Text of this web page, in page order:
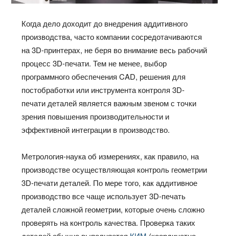
Когда дело доходит до внедрения аддитивного
производства, часто компании сосредотачиваются
на 3D-принтерах, не беря во внимание весь рабочий
процесс 3D-печати. Тем не менее, выбор
программного обеспечения CAD, решения для
постобработки или инструмента контроля 3D-
печати деталей является важным звеном с точки
зрения повышения производительности и
эффективной интеграции в производство.
Метрология-наука об измерениях, как правило, на
производстве осуществляющая контроль геометрии
3D-печати деталей. По мере того, как аддитивное
производство все чаще использует 3D-печать
деталей сложной геометрии, которые очень сложно
проверять на контроль качества. Проверка таких